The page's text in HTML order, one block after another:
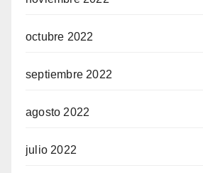
octubre 2022
septiembre 2022
agosto 2022
julio 2022